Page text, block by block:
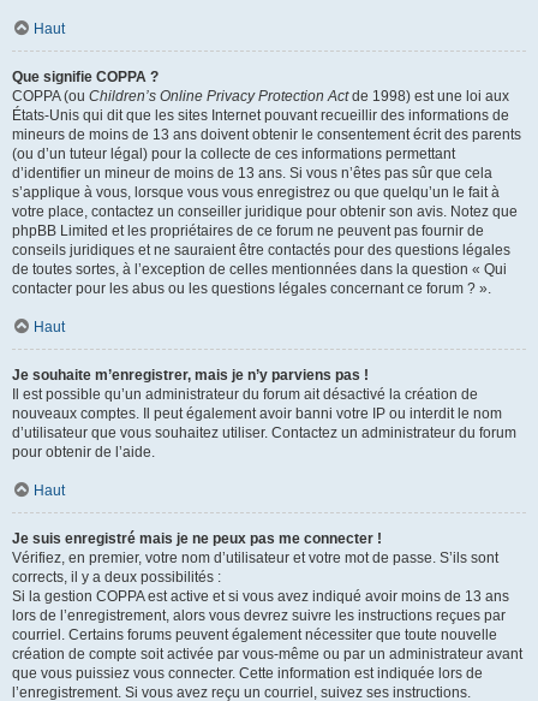
Haut
Que signifie COPPA ?
COPPA (ou Children’s Online Privacy Protection Actde 1998) est une loi aux
États-Unis qui dit que les sites Internet pouvant recueillir des informations de
mineurs de moins de 13 ans doivent obtenir le consentement écrit des parents
(ou d’un tuteur légal) pour la collecte de ces informations permettant
d’identifier un mineur de moins de 13 ans. Si vous n’êtes pas sûr que cela
s’applique à vous, lorsque vous vous enregistrez ou que quelqu’un le fait à
votre place, contactez un conseiller juridique pour obtenir son avis. Notez que
phpBB Limited et les propriétaires de ce forum ne peuvent pas fournir de
conseils juridiques et ne sauraient être contactés pour des questions légales
de toutes sortes, à l’exception de celles mentionnées dans la question « Qui
contacter pour les abus ou les questions légales concernant ce forum ? ».
Haut
Je souhaite m’enregistrer, mais je n’y parviens pas !
Il est possible qu’un administrateur du forum ait désactivé la création de
nouveaux comptes. Il peut également avoir banni votre IP ou interdit le nom
d’utilisateur que vous souhaitez utiliser. Contactez un administrateur du forum
pour obtenir de l’aide.
Haut
Je suis enregistré mais je ne peux pas me connecter !
Vérifiez, en premier, votre nom d’utilisateur et votre mot de passe. S’ils sont
corrects, il y a deux possibilités :
Si la gestion COPPA est active et si vous avez indiqué avoir moins de 13 ans
lors de l’enregistrement, alors vous devrez suivre les instructions reçues par
courriel. Certains forums peuvent également nécessiter que toute nouvelle
création de compte soit activée par vous-même ou par un administrateur avant
que vous puissiez vous connecter. Cette information est indiquée lors de
l’enregistrement. Si vous avez reçu un courriel, suivez ses instructions.